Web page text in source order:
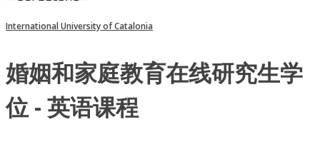
International University of Catalonia
婚姻和家庭教育在线研究生学
位 - 英语课程